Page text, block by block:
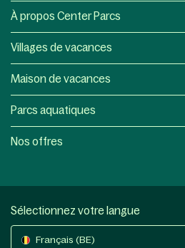
À propos Center Parcs
Villages de vacances
Maison de vacances
Parcs aquatiques
Nos offres
Sélectionnez votre langue
Français (BE)